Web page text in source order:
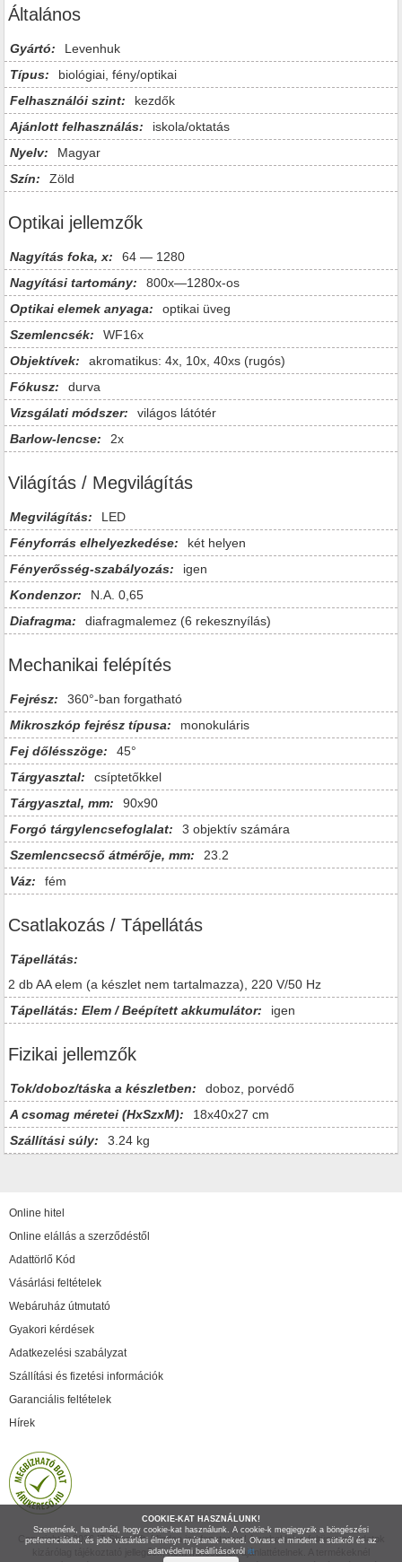
Általános
Gyártó:
Levenhuk
Típus:
biológiai, fény/optikai
Felhasználói szint:
kezdők
Ajánlott felhasználás:
iskola/oktatás
Nyelv:
Magyar
Szín:
Zöld
Optikai jellemzők
Nagyítás foka, x:
64 — 1280
Nagyítási tartomány:
800x—1280x-os
Optikai elemek anyaga:
optikai üveg
Szemlencsék:
WF16x
Objektívek:
akromatikus: 4x, 10x, 40xs (rugós)
Fókusz:
durva
Vizsgálati módszer:
világos látótér
Barlow-lencse:
2x
Világítás / Megvilágítás
Megvilágítás:
LED
Fényforrás elhelyezkedése:
két helyen
Fényerősség-szabályozás:
igen
Kondenzor:
N.A. 0,65
Diafragma:
diafragmalemez (6 rekesznyílás)
Mechanikai felépítés
Fejrész:
360°-ban forgatható
Mikroszkóp fejrész típusa:
monokuláris
Fej dőlésszöge:
45°
Tárgyasztal:
csíptetőkkel
Tárgyasztal, mm:
90x90
Forgó tárgylencsefoglalat:
3 objektív számára
Szemlencsecső átmérője, mm:
23.2
Váz:
fém
Csatlakozás / Tápellátás
Tápellátás:
2 db AA elem (a készlet nem tartalmazza), 220 V/50 Hz
Tápellátás: Elem / Beépített akkumulátor:
igen
Fizikai jellemzők
Tok/doboz/táska a készletben:
doboz, porvédő
A csomag méretei (HxSzxM):
18x40x27 cm
Szállítási súly:
3.24 kg
Online hitel
Online elállás a szerződéstől
Adattörlő Kód
Vásárlási feltételek
Webáruház útmutató
Gyakori kérdések
Adatkezelési szabályzat
Szállítási és fizetési információk
Garanciális feltételek
Hírek
Copyright © 2026 IT Shop Kft. Minden jog fenntartva! A weboldalon feltüntetett adatok
kizárólag tájékoztató jellegűek, nem minősülnek ajánlattételnek. A termékeknél
COOKIE-KAT HASZNÁLUNK!
Szeretnénk, ha tudnád, hogy cookie-kat használunk. A cookie-k megjegyzik a böngészési
preferenciáidat, és jobb vásárlási élményt nyújtanak neked. Olvass el mindent a sütikről és az
adatvédelmi beállításokról itt